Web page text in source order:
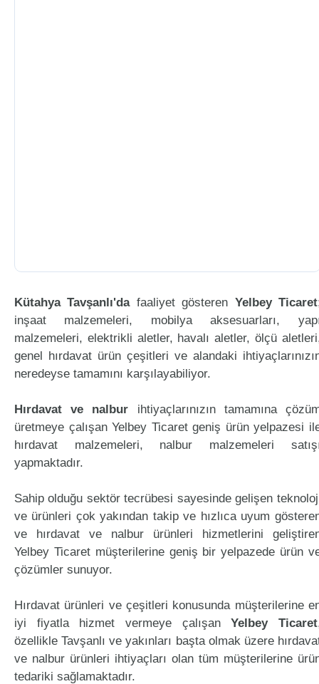
Kütahya Tavşanlı'dafaaliyet gösteren Yelbey Ticaret
inşaat malzemeleri, mobilya aksesuarları,
malzemeleri, elektrikli aletler, havalı aletler, ölçü
genel hırdavat ürün çeşitleri ve alandaki
neredeyse tamamını karşılayabiliyor.
Hırdavat ve nalbur ihtiyaçlarınızın tamamına
üretmeye çalışan Yelbey Ticaret geniş ürün yelpazesi
hırdavat malzemeleri, nalbur malzemeleri
yapmaktadır.
Sahip olduğu sektör tecrübesi sayesinde gelişen
ve ürünleri çok yakından takip ve hızlıca uyum
ve hırdavat ve nalbur ürünleri hizmetlerini
Yelbey Ticaret müşterilerine geniş bir yelpazede ürün
çözümler sunuyor.
Hırdavat ürünleri ve çeşitleri konusunda müşterilerine
iyi fiyatla hizmet vermeye çalışanYelbey Ticaret
özellikle Tavşanlı ve yakınları başta olmak üzere
ve nalbur ürünleri ihtiyaçları olan tüm müşterilerine
tedariki sağlamaktadır.